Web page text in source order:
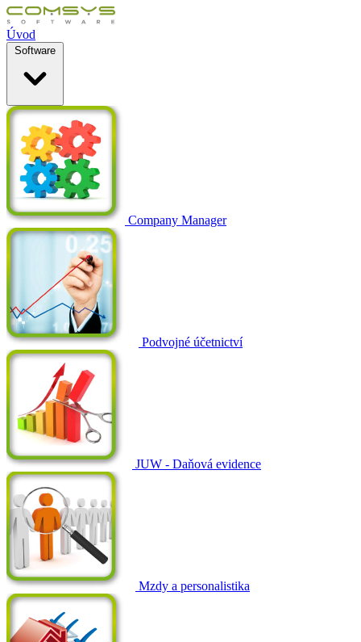
Úvod
Software
Company Manager
Podvojné účetnictví
JUW - Daňová evidence
Mzdy a personalistika